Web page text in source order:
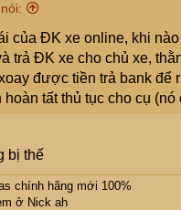
của ĐK xe online, khi
trả ĐK xe cho chủ xe,
được tiền trả bank để
tất thủ tục cho cụ
bị thế
chính hãng mới 100%
ở Nick ah